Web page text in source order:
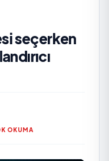
seçerken
OKUMA